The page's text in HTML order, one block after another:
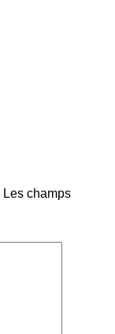
Les champs